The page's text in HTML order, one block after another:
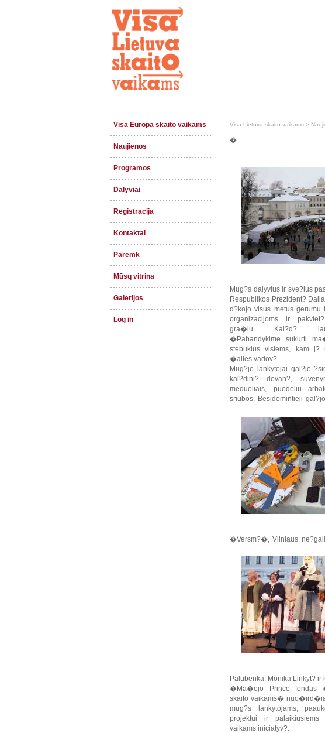
Visa Europa skaito vaikams
Naujienos
Programos
Dalyviai
Registracija
Kontaktai
Paremk
Mūsų vitrina
Galerijos
Log in
Visa Lietuva skaito vaikams >
�
Mug?s dalyvius ir sve?ius
Respublikos Prezident?
d?kojo visus metus gerumu
organizacijoms ir
gra�iu Kal?d?
�Pabandykime sukurti
stebuklus visiems, kam
�alies vadov?.
Mug?je lankytojai gal?jo
kal?dini? dovan?,
meduoliais, puodeliu
sriubos. Besidomintieji
�Versm?�, Vilniaus
Palubenka, Monika Linkyt? ir
�Ma�ojo Princo fondas
skaito vaikams�
mug?s lankytojams,
projektui ir palaikiusiems
vaikams iniciatyv?.